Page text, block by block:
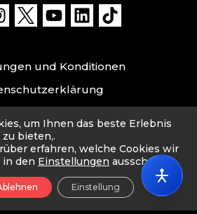
und Konditionen
Impressum
with ❤️ by Cahou PTE. LTD.
um Ihnen das beste Erlebnis
bieten,.
erfahren, welche Cookies wir
in den Einstellungen ausschalten.
Einstellung